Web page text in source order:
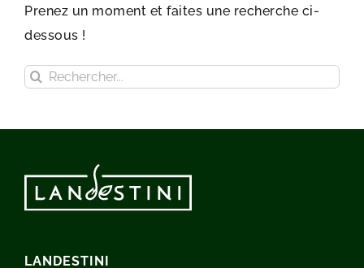
Prenez un moment et faites une recherche ci-
dessous !
Rechercher:
LANDESTINI